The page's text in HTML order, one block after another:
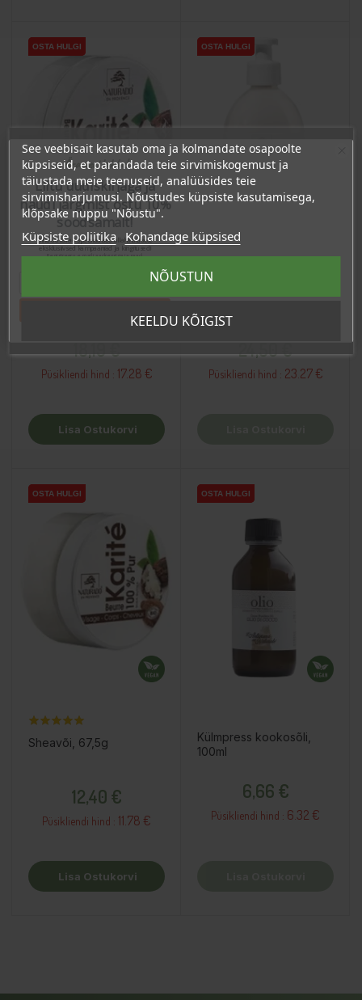
OSTA HULGI
OSTA HULGI
Sheavõi, 135g
18,19 €
Püsikliendi hind : 17.28 €
Lisa Ostukorvi
OSTA HULGI
OSTA HULGI
Kehapiim sheavõiga,
24,50 €
Püsikliendi hind : 23.27 €
OSTA HULGI
OSTA HULGI
Sheavõi, 67,5g
12,40 €
Püsikliendi hind : 11.78 €
Lisa Ostukorvi
OSTA HULGI
OSTA HULGI
Külmpress kookosõli,
100ml
6,66 €
Püsikliendi hind : 6.32 €
See veebisait kasutab oma ja kolmandate osapoolte
küpsiseid, et parandada teie sirvimiskogemust ja
täiustada meie teenuseid, analüüsides teie
sirvimisharjumusi. Nõustudes küpsiste kasutamisega,
klõpsake nuppu "Nõustu".
Küpsiste poliitika Kohandage küpsised
KEELDU KÕIGIST
NÕUSTUN
Ära veel lahku!
Liitu uudiskirjaga ja
naudi järgmist ostu 10%
soodsamalt!
Sind ootavad spetsiaalsed allahindlused,
eksklusiivsed kampaaniad ja kingitused!
Registreeru e-maili aadressiga ja saad